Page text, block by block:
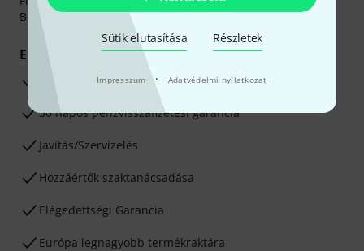
Sütik elutasítása Részletek
Impresszum · Adatvédelmi nyilatkozat
Betéti- vagy hitelkártya segítségével
Előnyök
3 éves Thomann-garancia
30 napos pénzvisszafizetési garancia
Javítás/Szervizelés
Hozzáértők szaktanácsadása
Elégedettségi Garancia
Európa legnagyobb termékraktára